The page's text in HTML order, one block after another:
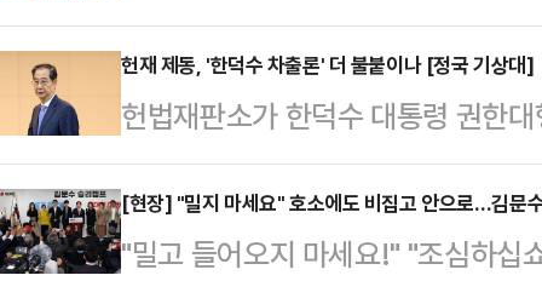
짐이 엿보이고 있다. 각자 분야에서
에선 국가 운영을 위해 필요한 정책
한 정치적 관계로 얽힌 나경원·한
선 현안을 두고 치열한 공방이 오고
일 서울 여의도 중앙당사에서 '21
예비후보들의 토론회 조를 결정했
헌재 제동, '한덕수 차출론' 더 불붙이나 [정국 기상대]
헌법재판소가 한덕수 대통령 권한
보자 2명(이완규·함상훈)을 지명한
을 받아들이면서, 정치권 안팎에선
'한덕수 차출론'이 힘을 잃게 되는
[현장] "밀지 마세요" 호소에도 비집고 안으로…김문
"밀고 들어오지 마세요!" "조심하십